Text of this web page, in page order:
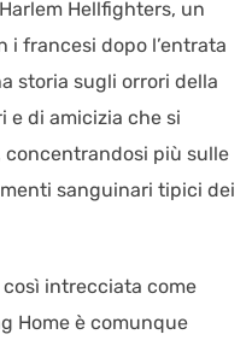
Hellfighters, un
francesi dopo l’entrata
storia sugli orrori della
e di amicizia che si
concentrandosi più sulle
sanguinari tipici dei
intrecciata come
Home è comunque